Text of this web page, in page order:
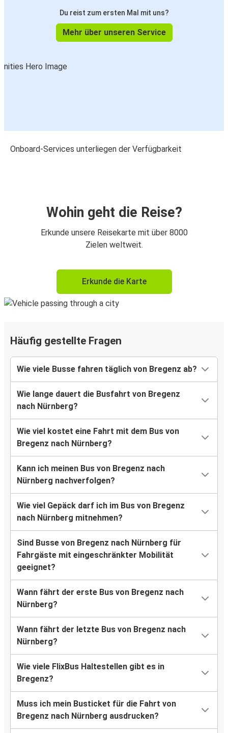
Du reist zum ersten Mal mit uns?
Mehr über unseren Service
Onboard-Services unterliegen der Verfügbarkeit
Wohin geht die Reise?
Erkunde unsere Reisekarte mit über 8000
Zielen weltweit.
Erkunde die Karte
Häufig gestellte Fragen
Wie viele Busse fahren täglich von Bregenz ab?
Wie lange dauert die Busfahrt von Bregenz
nach Nürnberg?
Wie viel kostet eine Fahrt mit dem Bus von
Bregenz nach Nürnberg?
Kann ich meinen Bus von Bregenz nach
Nürnberg nachverfolgen?
Wie viel Gepäck darf ich im Bus von Bregenz
nach Nürnberg mitnehmen?
Sind Busse von Bregenz nach Nürnberg für
Fahrgäste mit eingeschränkter Mobilität
geeignet?
Wann fährt der erste Bus von Bregenz nach
Nürnberg?
Wann fährt der letzte Bus von Bregenz nach
Nürnberg?
Wie viele FlixBus Haltestellen gibt es in
Bregenz?
Muss ich mein Busticket für die Fahrt von
Bregenz nach Nürnberg ausdrucken?